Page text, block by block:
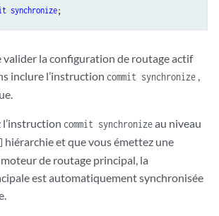
synchronize
valider la configuration de routage actif
inclure l’instruction commit synchronize
l’instruction commit synchronizeau niveau
hiérarchie et que vous émettez une
de routage principal, la
est automatiquement synchronisée